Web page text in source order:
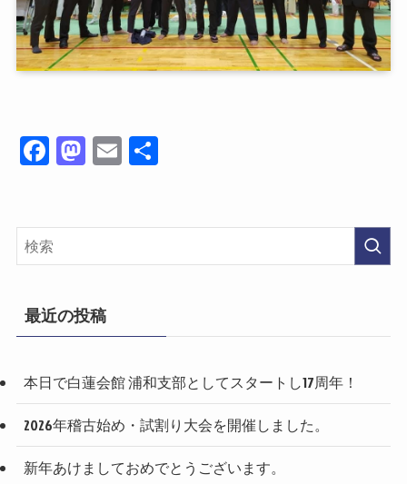
Fa
ce
ok
M
as
do
n
E
m
共
最近の投稿
本日で白蓮会館 浦和支部としてスタートし17周年！
2026年稽古始め・試割り大会を開催しました。
新年あけましておめでとうございます。